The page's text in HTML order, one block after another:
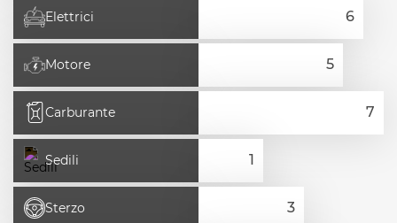
Elettrici
Motore
Carburante
Sedili
Sterzo